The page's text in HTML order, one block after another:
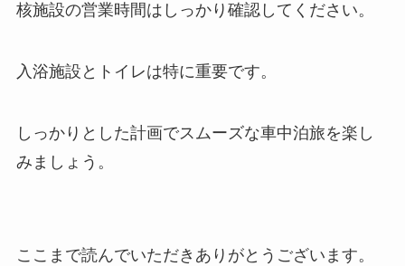
核施設の営業時間はしっかり確認してください。
入浴施設とトイレは特に重要です。
しっかりとした計画でスムーズな車中泊旅を楽し
みましょう。
ここまで読んでいただきありがとうございます。